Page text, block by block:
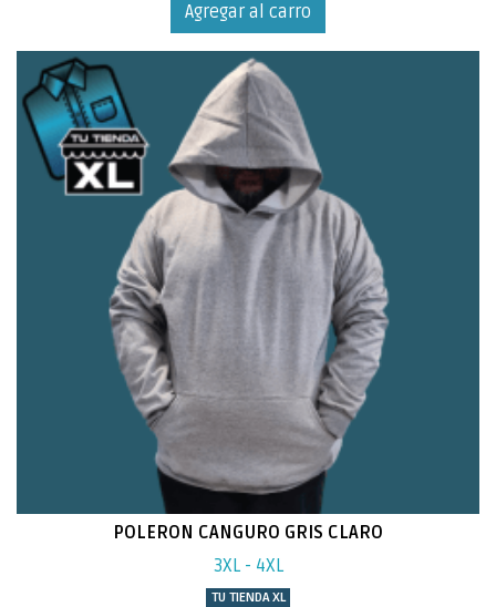
Agregar al carro
POLERON CANGURO GRIS CLARO
3XL - 4XL
TU TIENDA XL